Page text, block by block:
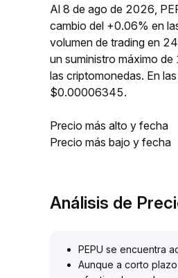
Al 8 de ago de 2026,
cambio del +0.06% en
volumen de trading en
un suministro máximo
las criptomonedas. En
$0.00006345.
Precio más alto y fecha
Precio más bajo y fecha
Análisis de
PEPU se encuentra
Aunque a corto